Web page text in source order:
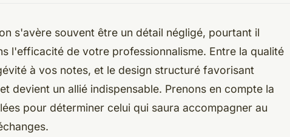
s'avère souvent être un détail négligé, pourtant il
l'efficacité de votre professionnalisme. Entre la qualité
à vos notes, et le design structuré favorisant
devient un allié indispensable. Prenons en compte la
pour déterminer celui qui saura accompagner au